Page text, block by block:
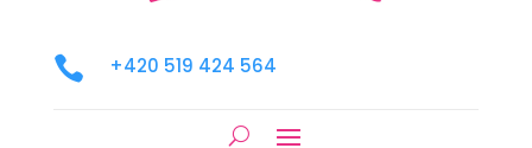
 +420 519 424 564